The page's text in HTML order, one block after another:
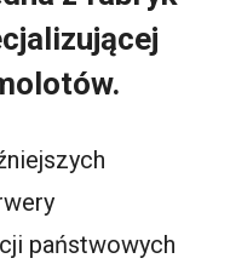
państwowych